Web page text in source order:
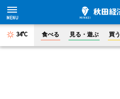
34°C 食べる 見る・遊ぶ 買う